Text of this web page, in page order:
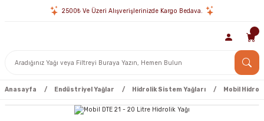
2500₺ Ve Üzeri Alışverişlerinizde Kargo Bedava.
Anasayfa Endüstriyel Yağlar Hidrolik Sistem Yağları Mobil